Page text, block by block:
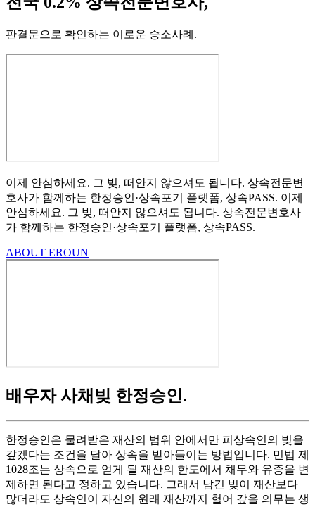
판결문으로 확인하는 이로운 승소사례 .
이제 안심하세요. 그 빚, 떠안지 않으셔도 됩니다. 상속전문변
호사가 함께하는 한정승인·상속포기 플랫폼, 상속PASS. 이제
안심하세요. 그 빚, 떠안지 않으셔도 됩니다. 상속전문변호사
가 함께하는 한정승인·상속포기 플랫폼, 상속PASS.
ABOUT EROUN
배우자 사채빚 한정승인.
한정승인은 물려받은 재산의 범위 안에서만 피상속인의 빚을
갚겠다는 조건을 달아 상속을 받아들이는 방법입니다. 민법 제
1028조는 상속으로 얻게 될 재산의 한도에서 채무와 유증을 변
제하면 된다고 정하고 있습니다. 그래서 남긴 빚이 재산보다
많더라도 상속인이 자신의 원래 재산까지 헐어 갚을 의무는 생